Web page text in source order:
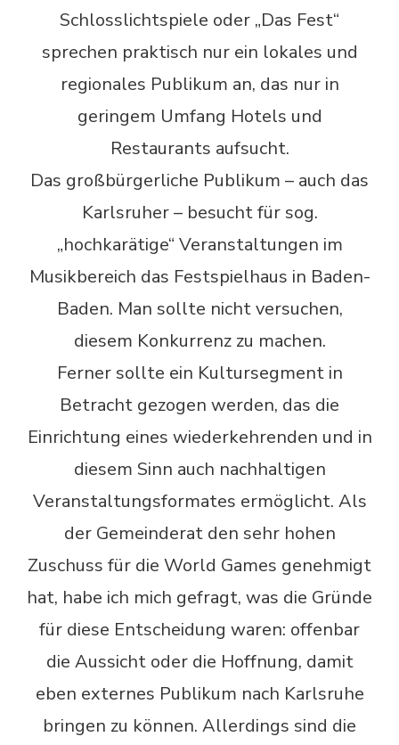
Schlosslichtspiele oder „Das Fest“
sprechen praktisch nur ein lokales und
regionales Publikum an, das nur in
geringem Umfang Hotels und
Restaurants aufsucht.
Das großbürgerliche Publikum – auch das
Karlsruher – besucht für sog.
„hochkarätige“ Veranstaltungen im
Musikbereich das Festspielhaus in Baden-
Baden. Man sollte nicht versuchen,
diesem Konkurrenz zu machen.
Ferner sollte ein Kultursegment in
Betracht gezogen werden, das die
Einrichtung eines wiederkehrenden und in
diesem Sinn auch nachhaltigen
Veranstaltungsformates ermöglicht. Als
der Gemeinderat den sehr hohen
Zuschuss für die World Games genehmigt
hat, habe ich mich gefragt, was die Gründe
für diese Entscheidung waren: offenbar
die Aussicht oder die Hoffnung, damit
eben externes Publikum nach Karlsruhe
bringen zu können. Allerdings sind die